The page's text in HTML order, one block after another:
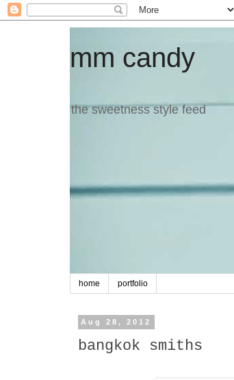
mm candy
the sweetness style feed
home portfolio
Aug 28, 2012
bangkok smiths